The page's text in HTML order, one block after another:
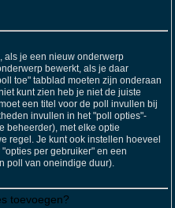
als je een nieuw onderwerp
bewerkt, als je daar
toe" tabblad moeten zijn onderaan
kunt zien heb je niet de juiste
een titel voor de poll invullen bij
invullen in het "poll opties"-
beheerder), met elke optie
regel. Je kunt ook instellen hoeveel
per gebruiker" en een
poll van oneindige duur).
toevoegen?